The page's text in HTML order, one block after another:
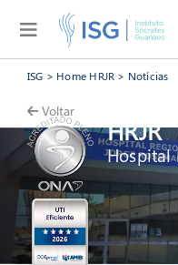
Página - »
ISG > Home HRJR > Notícias
Voltar
HRJR
Hospital